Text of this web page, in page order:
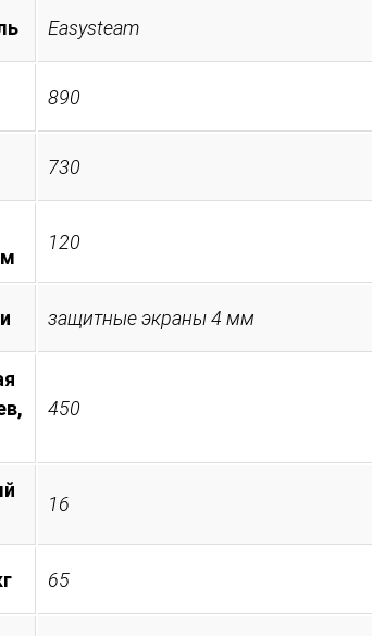
Easysteam
890
730
120
защитные экраны 4 мм
450
16
65